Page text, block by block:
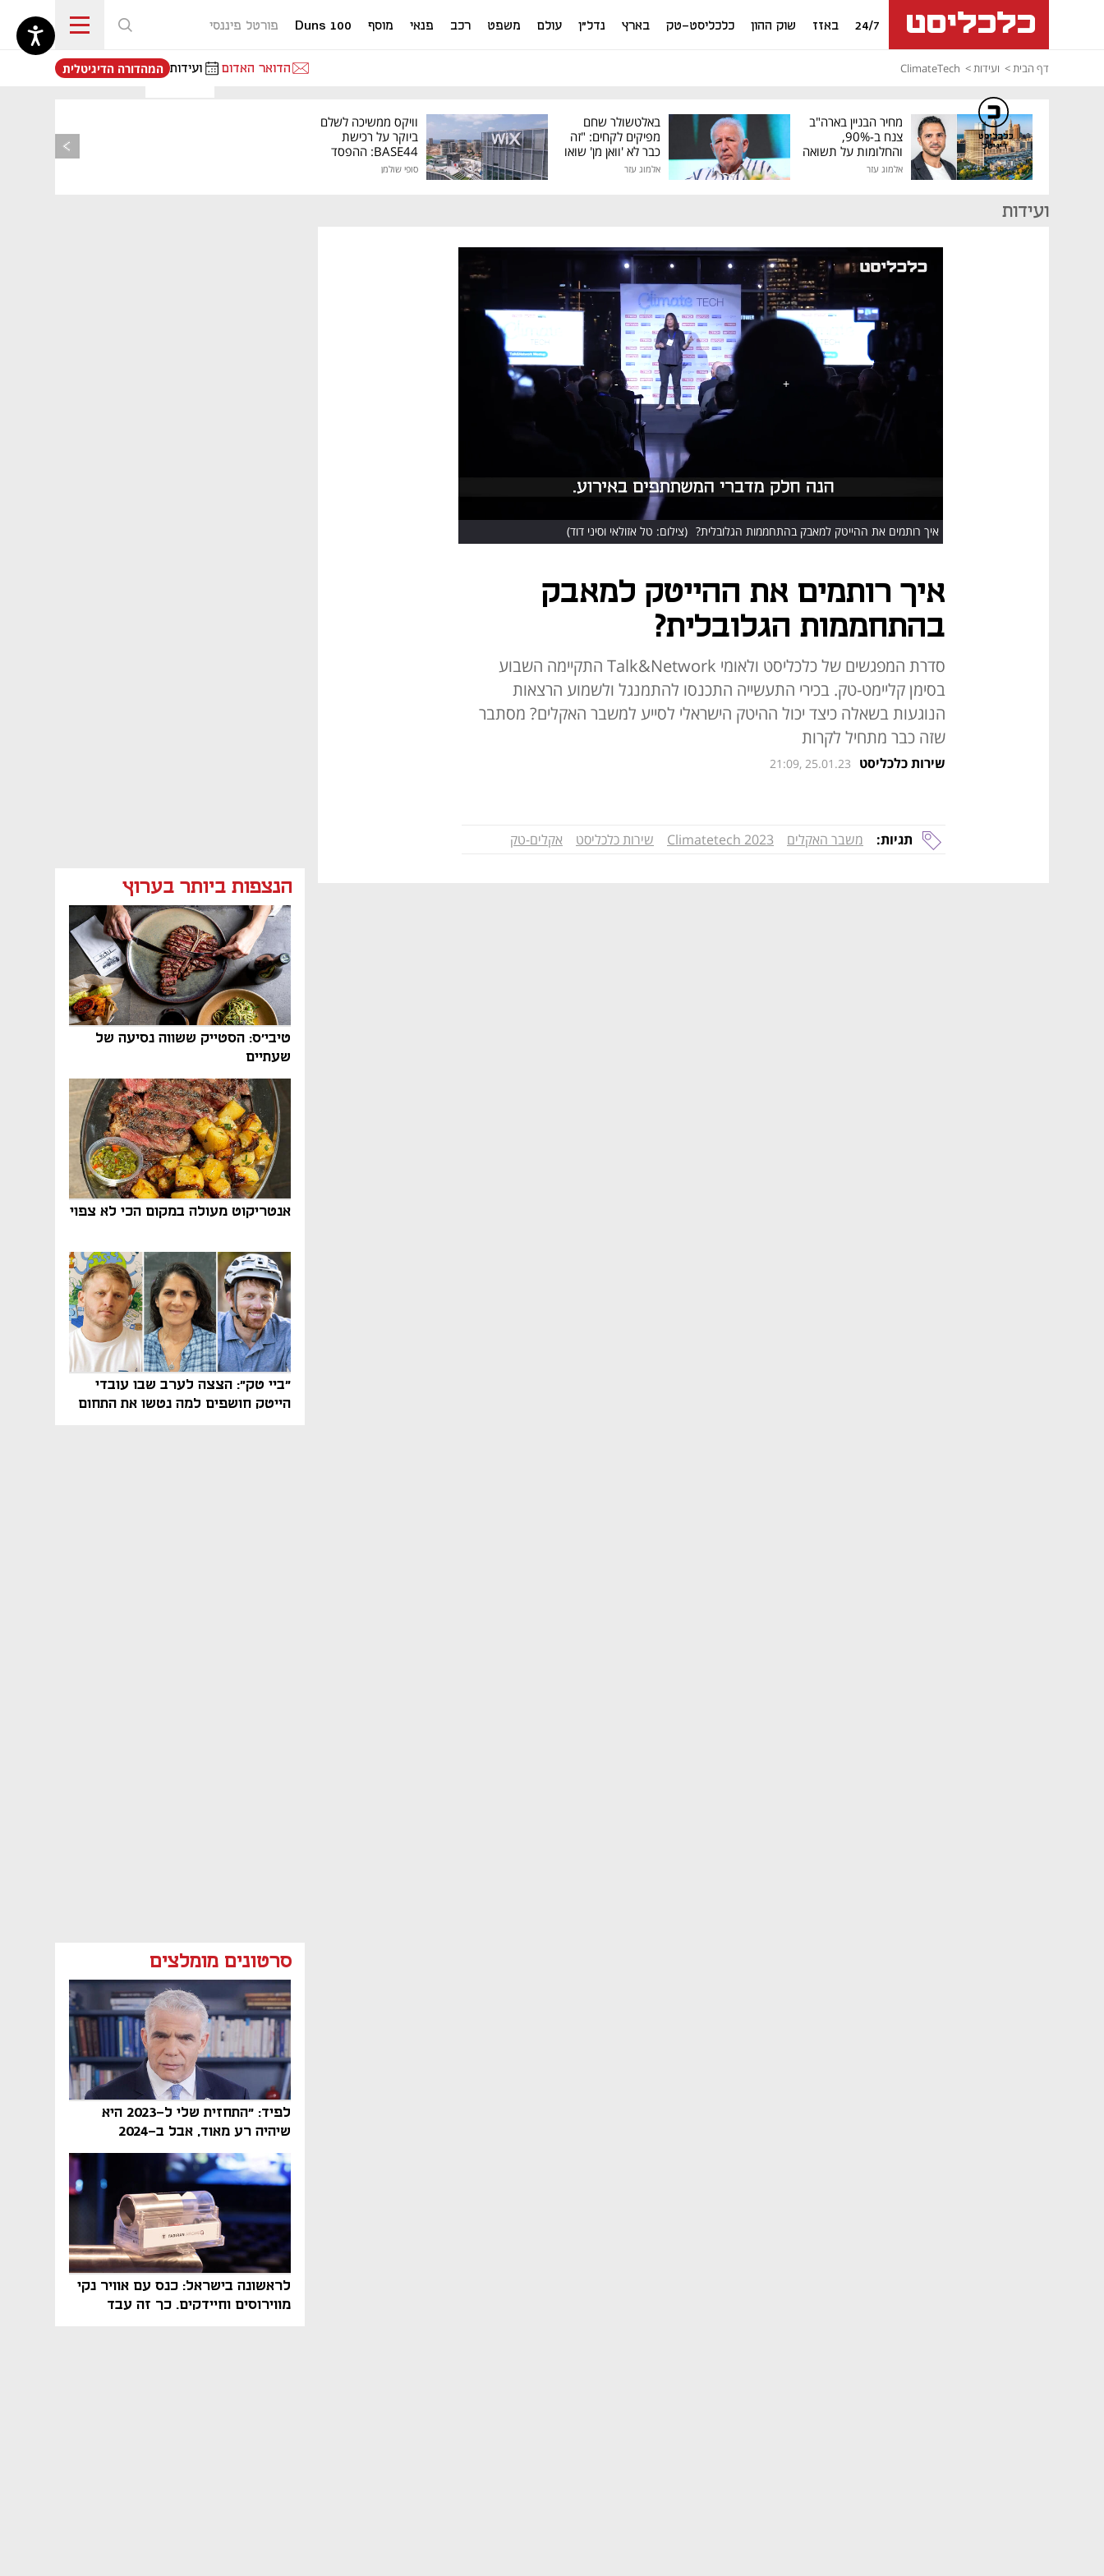
24/7 באזז שוק ההון כלכליסט-טק בארץ נדל"ן עולם משפט רכב פנאי מוסף Duns 100 פורטל פיננסי
דף הבית ועידות ClimateTech הדואר האדום ועידות
נפתח בכרטיסייה חדשה
המהדורה הדיגיטלית
מחיר הבניין בארה"ב
צנח ב-90%,
והחלומות על תשואה
גבוהה התנפצו
אלמוג עזר
באלטשולר שחם
מפיקים לקחים: "זה
כבר לא 'וואן מן' שואו
של גילעד"
אלמוג עזר
וויקס ממשיכה לשלם
ביוקר על רכישת
BASE44: ההפסד
סופי שולמן
ועידות
הנצפות ביותר בערוץ
טיבי'ס: הסטייק ששווה נסיעה של
שעתיים
אנטריקוט מעולה במקום הכי לא צפוי
"ביי טק": הצצה לערב שבו עובדי
הייטק חושפים למה נטשו את התחום
סרטונים מומלצים
לפיד: "התחזית שלי ל-2023 היא
שיהיה רע מאוד, אבל ב-2024
הממשלה תיפול"
לראשונה בישראל: כנס עם אוויר נקי
מווירוסים וחיידקים. כך זה עבד
איך רותמים את ההייטק למאבק בהתחממות הגלובלית? (צילום: טל אזולאי וסיני דוד)
כלכליסט
דיגיטל
איך רותמים את ההייטק למאבק
בהתחממות הגלובלית?
סדרת המפגשים של כלכליסט ולאומי Talk&Network התקיימה השבוע
בסימן קליימט-טק. בכירי התעשייה התכנסו להתמנגל ולשמוע הרצאות
הנוגעות בשאלה כיצד יכול ההיטק הישראלי לסייע למשבר האקלים? מסתבר
שזה כבר מתחיל לקרות
שירות כלכליסט 21:09, 25.01.23
תגיות: משבר האקלים Climatetech 2023 שירות כלכליסט אקלים-טק